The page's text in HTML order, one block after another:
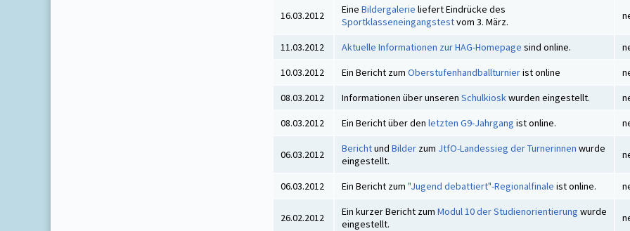
16.03.2012 Eine Bildergalerie liefert Eindrücke des
Sportklasseneingangstestvom 3. März.
11.03.2012 Aktuelle Informationen zur HAG-Homepage sind online.
10.03.2012
Ein Bericht zum Oberstufenhandballturnierist online
08.03.2012
Informationen über unseren Schulkioskwurden eingestellt.
08.03.2012
Ein Bericht über den letzten G9-Jahrgang ist online.
06.03.2012 Berichtund Bilder zum JtfO-Landessieg der Turnerinnen wurde
eingestellt.
06.03.2012 Ein Bericht zum "Jugend debattiert"-Regionalfinale ist online.
26.02.2012 Ein kurzer Bericht zum Modul 10 der Studienorientierung wurde
eingestellt.